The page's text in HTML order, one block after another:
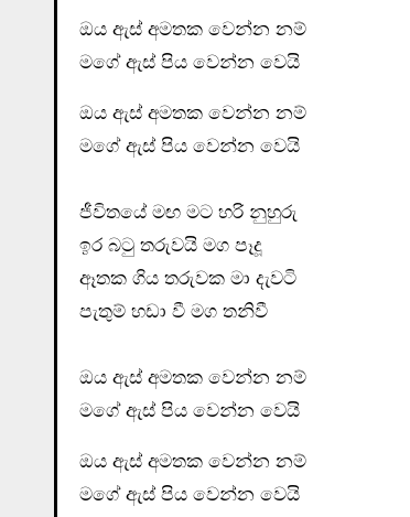
ඔය ඇස් අමතක වෙන්න නම්
මගේ ඇස් පිය වෙන්න වෙයි
ඔය ඇස් අමතක වෙන්න නම්
මගේ ඇස් පිය වෙන්න වෙයි
ජීවිතයේ මඟ ම‍ට හරි නුහුරු
ඉර බටු තරුවයි මග පෑදූ
ඈතක ගිය තරුවක මා දැවටි
පැතුම් හඩා වී මග තනිවී
ඔය ඇස් අමතක වෙන්න නම්
මගේ ඇස් පිය වෙන්න වෙයි
ඔය ඇස් අමතක වෙන්න නම්
මගේ ඇස් පිය වෙන්න වෙයි